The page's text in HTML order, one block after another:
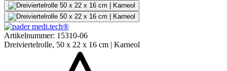
Artikelnummer: 15310-06
Dreiviertelrolle, 50 x 22 x 16 cm | Karneol